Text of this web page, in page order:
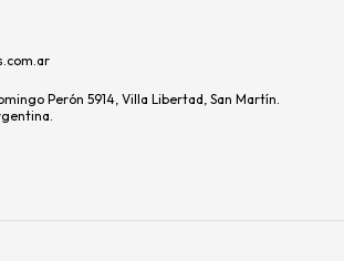
Perón 5914, Villa Libertad, San Martín.